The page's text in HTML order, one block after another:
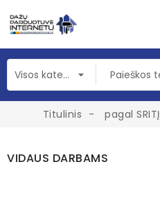
Titulinis pagal SRITĮ
VIDAUS DARBAMS